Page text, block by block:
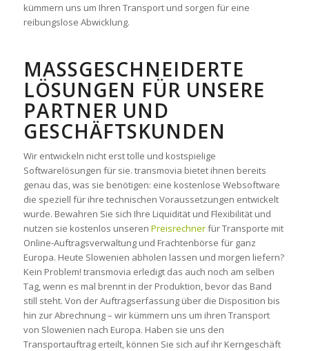
kümmern uns um Ihren Transport und sorgen für eine
reibungslose Abwicklung.
MASSGESCHNEIDERTE L
ÖSUNGEN FÜR UNSERE P
ARTNER UND G
ESCHÄFTSKUNDEN
Wir entwickeln nicht erst tolle und kostspielige
Softwarelösungen für sie. transmovia bietet ihnen bereits
genau das, was sie benötigen: eine kostenlose Websoftware
die speziell für ihre technischen Voraussetzungen entwickelt
wurde. Bewahren Sie sich Ihre Liquidität und Flexibilität und
nutzen sie kostenlos unseren Preisrechnerfür Transporte mit
Online-Auftragsverwaltung und Frachtenbörse für ganz
Europa. Heute Slowenien abholen lassen und morgen liefern?
Kein Problem! transmovia erledigt das auch noch am selben
Tag, wenn es mal brennt in der Produktion, bevor das Band
still steht. Von der Auftragserfassung über die Disposition bis
hin zur Abrechnung – wir kümmern uns um ihren Transport
von Slowenien nach Europa. Haben sie uns den
Transportauftrag erteilt, können Sie sich auf ihr Kerngeschäft